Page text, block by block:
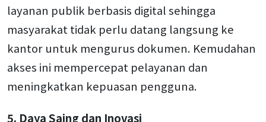
layanan publik berbasis digital sehingga
masyarakat tidak perlu datang langsung ke
kantor untuk mengurus dokumen. Kemudahan
akses ini mempercepat pelayanan dan
meningkatkan kepuasan pengguna.
5. Daya Saing dan Inovasi